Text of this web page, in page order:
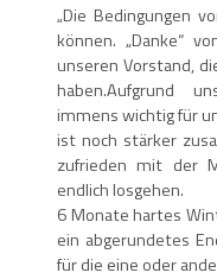
„Die Bedingungen
können. „Danke“
unseren Vorstand,
haben.Aufgrund
immens wichtig für
ist noch stärker
zufrieden mit der
endlich losgehen.
6 Monate hartes
ein abgerundetes
für die eine oder